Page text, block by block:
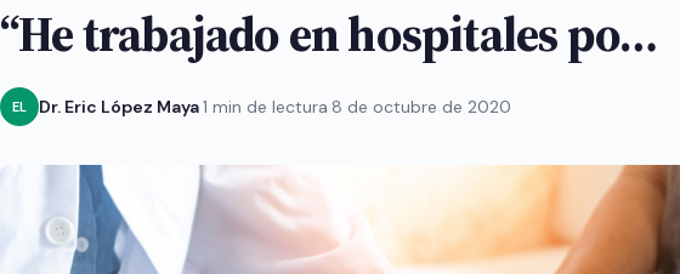
“He trabajado en hospitales po…
EL Dr. Eric López Maya1 min de lectura 8 de octubre de 2020